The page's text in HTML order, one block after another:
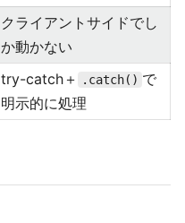
クライアントサイドでし
か動かない
try-catch＋ .catch() で
明示的に処理